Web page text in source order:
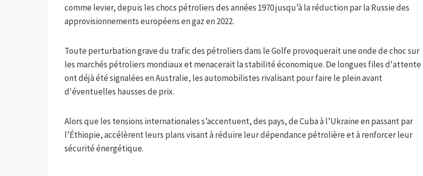
comme levier, depuis les chocs pétroliers des années 1970 jusqu’à la réduction par la Russie des
approvisionnements européens en gaz en 2022.
Toute perturbation grave du trafic des pétroliers dans le Golfe provoquerait une onde de choc sur
les marchés pétroliers mondiaux et menacerait la stabilité économique. De longues files d'attente
ont déjà été signalées en Australie, les automobilistes rivalisant pour faire le plein avant
d'éventuelles hausses de prix.
Alors que les tensions internationales s’accentuent, des pays, de Cuba à l’Ukraine en passant par
l’Éthiopie, accélèrent leurs plans visant à réduire leur dépendance pétrolière et à renforcer leur
sécurité énergétique.